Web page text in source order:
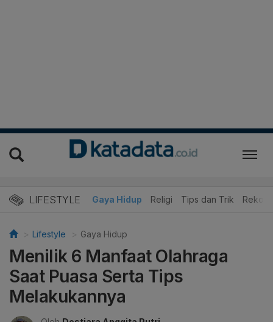
LIFESTYLE
Kuliner Edukasi Gaya Hidup Religi Tips dan Trik
Lifestyle Gaya Hidup
Menilik 6 Manfaat Olahraga
Saat Puasa Serta Tips
Melakukannya